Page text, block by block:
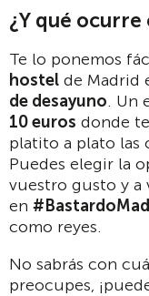
¿Y qué ocurre
Te lo ponemos
hostel de Madrid
de desayuno. Un
10 euros donde
platito a plato las
Puedes elegir la
vuestro gusto y a
en
como reyes.
No sabrás con
preocupes,